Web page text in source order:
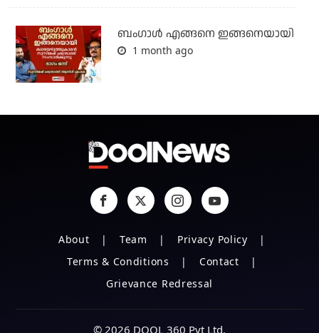
ബം​ഗാൾ എങ്ങനെ ഇങ്ങനെയായി
1 month ago
About Team
Privacy Policy
Terms & Conditions
Contact
Grievance Redressal
© 2026 DOOL 360 Pvt Ltd.